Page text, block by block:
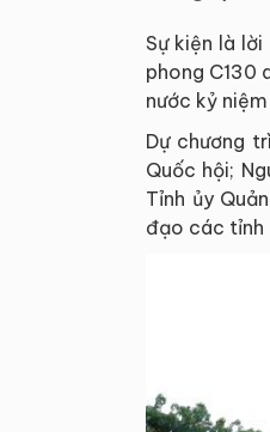
Sự kiện là
phong C130
nước kỷ
Dự chương
Quốc hội;
Tỉnh ủy
đạo các tỉnh